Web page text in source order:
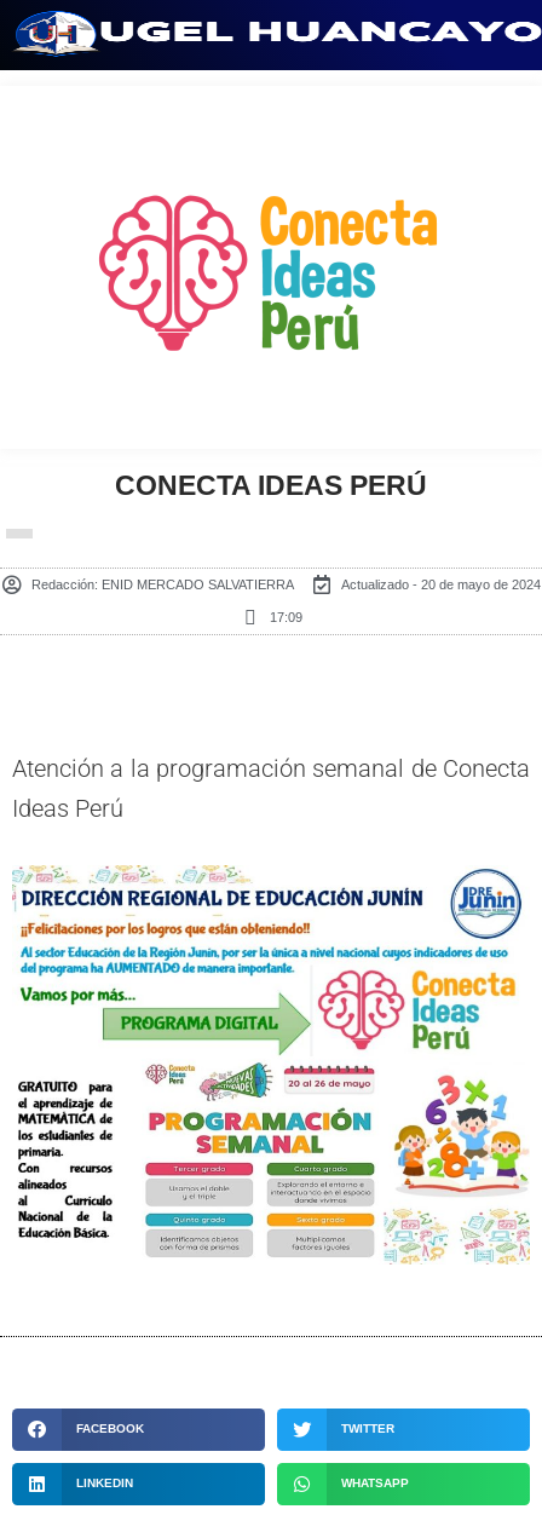
CONECTA IDEAS PERÚ
Redacción: ENID MERCADO SALVATIERRA Actualizado - 20 de mayo de 2024
17:09
Atención a la programación semanal de Conecta
Ideas Perú
FACEBOOK TWITTER
LINKEDIN WHATSAPP